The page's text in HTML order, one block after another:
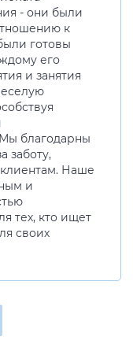
- они были
к
готовы
его
и занятия
благодарны
заботу,
Наше
и
тех, кто ищет
своих